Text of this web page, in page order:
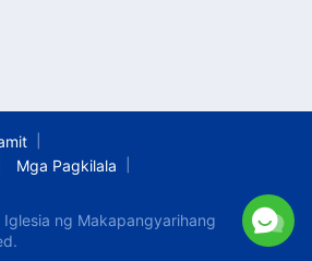
Mga Pagkilala
Iglesia ng Makapangyarihang